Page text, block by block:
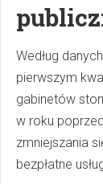
Według
pierwszym
gabinetów
w roku
zmniejszania
bezpłatne